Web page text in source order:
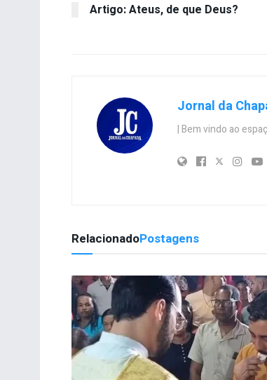
Artigo: Ateus, de que Deus?
Jornal da
| Bem vindo ao
RelacionadoPostagens